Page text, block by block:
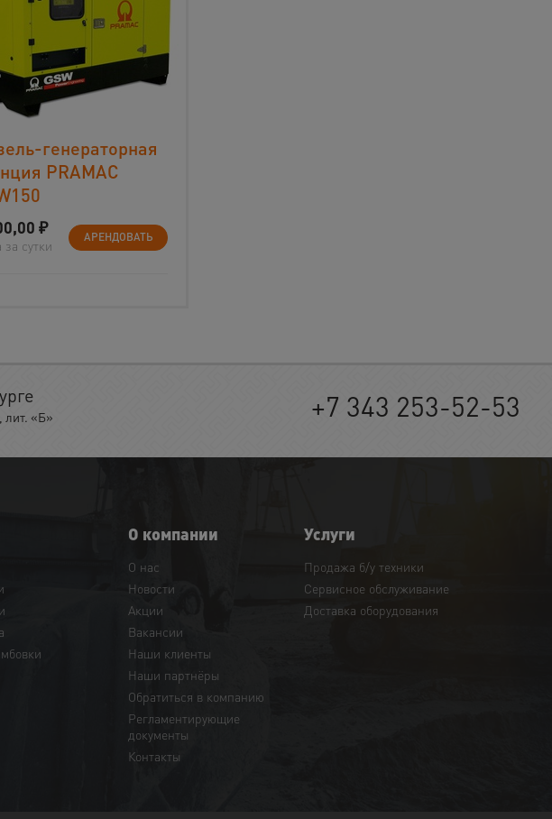
генераторная
PRAMAC
₽
сутки
АРЕНДОВАТЬ
лит. «Б» +7 343 253-52-53
О компании
О нас
Новости
Акции
Вакансии
Наши клиенты
Наши партнёры
Обратиться в компанию
Регламентирующие
документы
Контакты
Услуги
Продажа б/у техники
Сервисное обслуживание
Доставка оборудования